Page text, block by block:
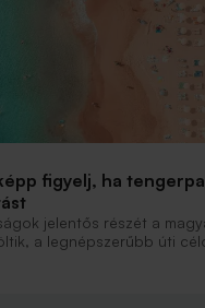
figyelj, ha
jelentős részét a
a legnépszerűbb úti
és Görögország